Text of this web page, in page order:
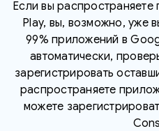
Если вы
Play, вы, возможно, уже
99% приложений в
автоматически,
зарегистрировать
распространяете
можете